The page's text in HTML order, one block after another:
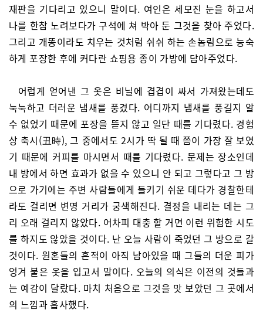
재판을 기다리고 있으니 말이다. 여인은 세모진 눈을 하고서
나를 한참 노려보다가 구석에 쳐 박아 둔 그것을 찾아 주었다.
그리고 개똥이라도 치우는 것처럼 쉬쉬 하는 손놈림으로 능숙
하게 포장한 후에 커다란 쇼핑용 종이 가방에 담아주었다.
어럽게 얻어낸 그 옷은 비닐에 겹겹이 싸서 가져왔는데도
눅눅하고 더러운 냄새를 풍겼다. 어디까지 냄새를 풍길지 알
수 없었기 때문에 포장을 뜯지 않고 일단 때를 기다렸다. 경험
상 축시(丑時), 그 중에서도 2시가 딱 될 때 쯤이 가장 잘 보였
기 때문에 커피를 마시면서 때를 기다렸다. 문제는 장소인데
내 방에서 하면 효과가 없을 수 있으니 안 되고 그렇다고 그 방
으로 가기에는 주변 사람들에게 들키기 쉬운 데다가 경찰한테
라도 걸리면 변명 거리가 궁색해진다. 결정을 내리는 데는 그
리 오래 걸리지 않았다. 어차피 대충 할 거면 이런 위험한 시도
를 하지도 않았을 것이다. 난 오늘 사람이 죽었던 그 방으로 갈
것이다. 원혼들의 흔적이 아직 남아있을 때 그들의 더운 피가
엉겨 붙은 옷을 입고서 말이다. 오늘의 의식은 이전의 것들과
는 예감이 달랐다. 마치 처음으로 그것을 맛 보았던 그 곳에서
의 느낌과 흡사했다.